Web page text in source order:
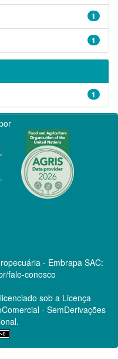
1
1
1
- Embrapa SAC:
fale-conosco
sob a Licença
- SemDerivações